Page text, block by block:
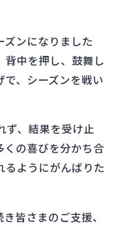
ズンになりました
背中を押し、鼓舞し
、シーズンを戦い
ず、結果を受け止
くの喜びを分かち合
るようにがんばりた
皆さまのご支援、